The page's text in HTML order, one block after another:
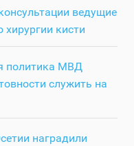
ведущие
хирургии кисти
политика МВД
служить на
наградили